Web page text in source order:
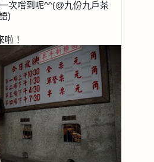
次嚐到呢^^(@九份九戶茶
)
啦！